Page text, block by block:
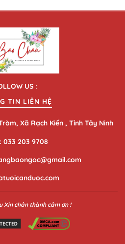
US :
TIN LIÊN HỆ
Xã Rạch Kiến , Tỉnh Tây Ninh
033 203 9708
Xin chân thành cảm ơn !